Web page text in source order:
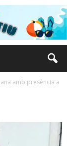
amb presència a